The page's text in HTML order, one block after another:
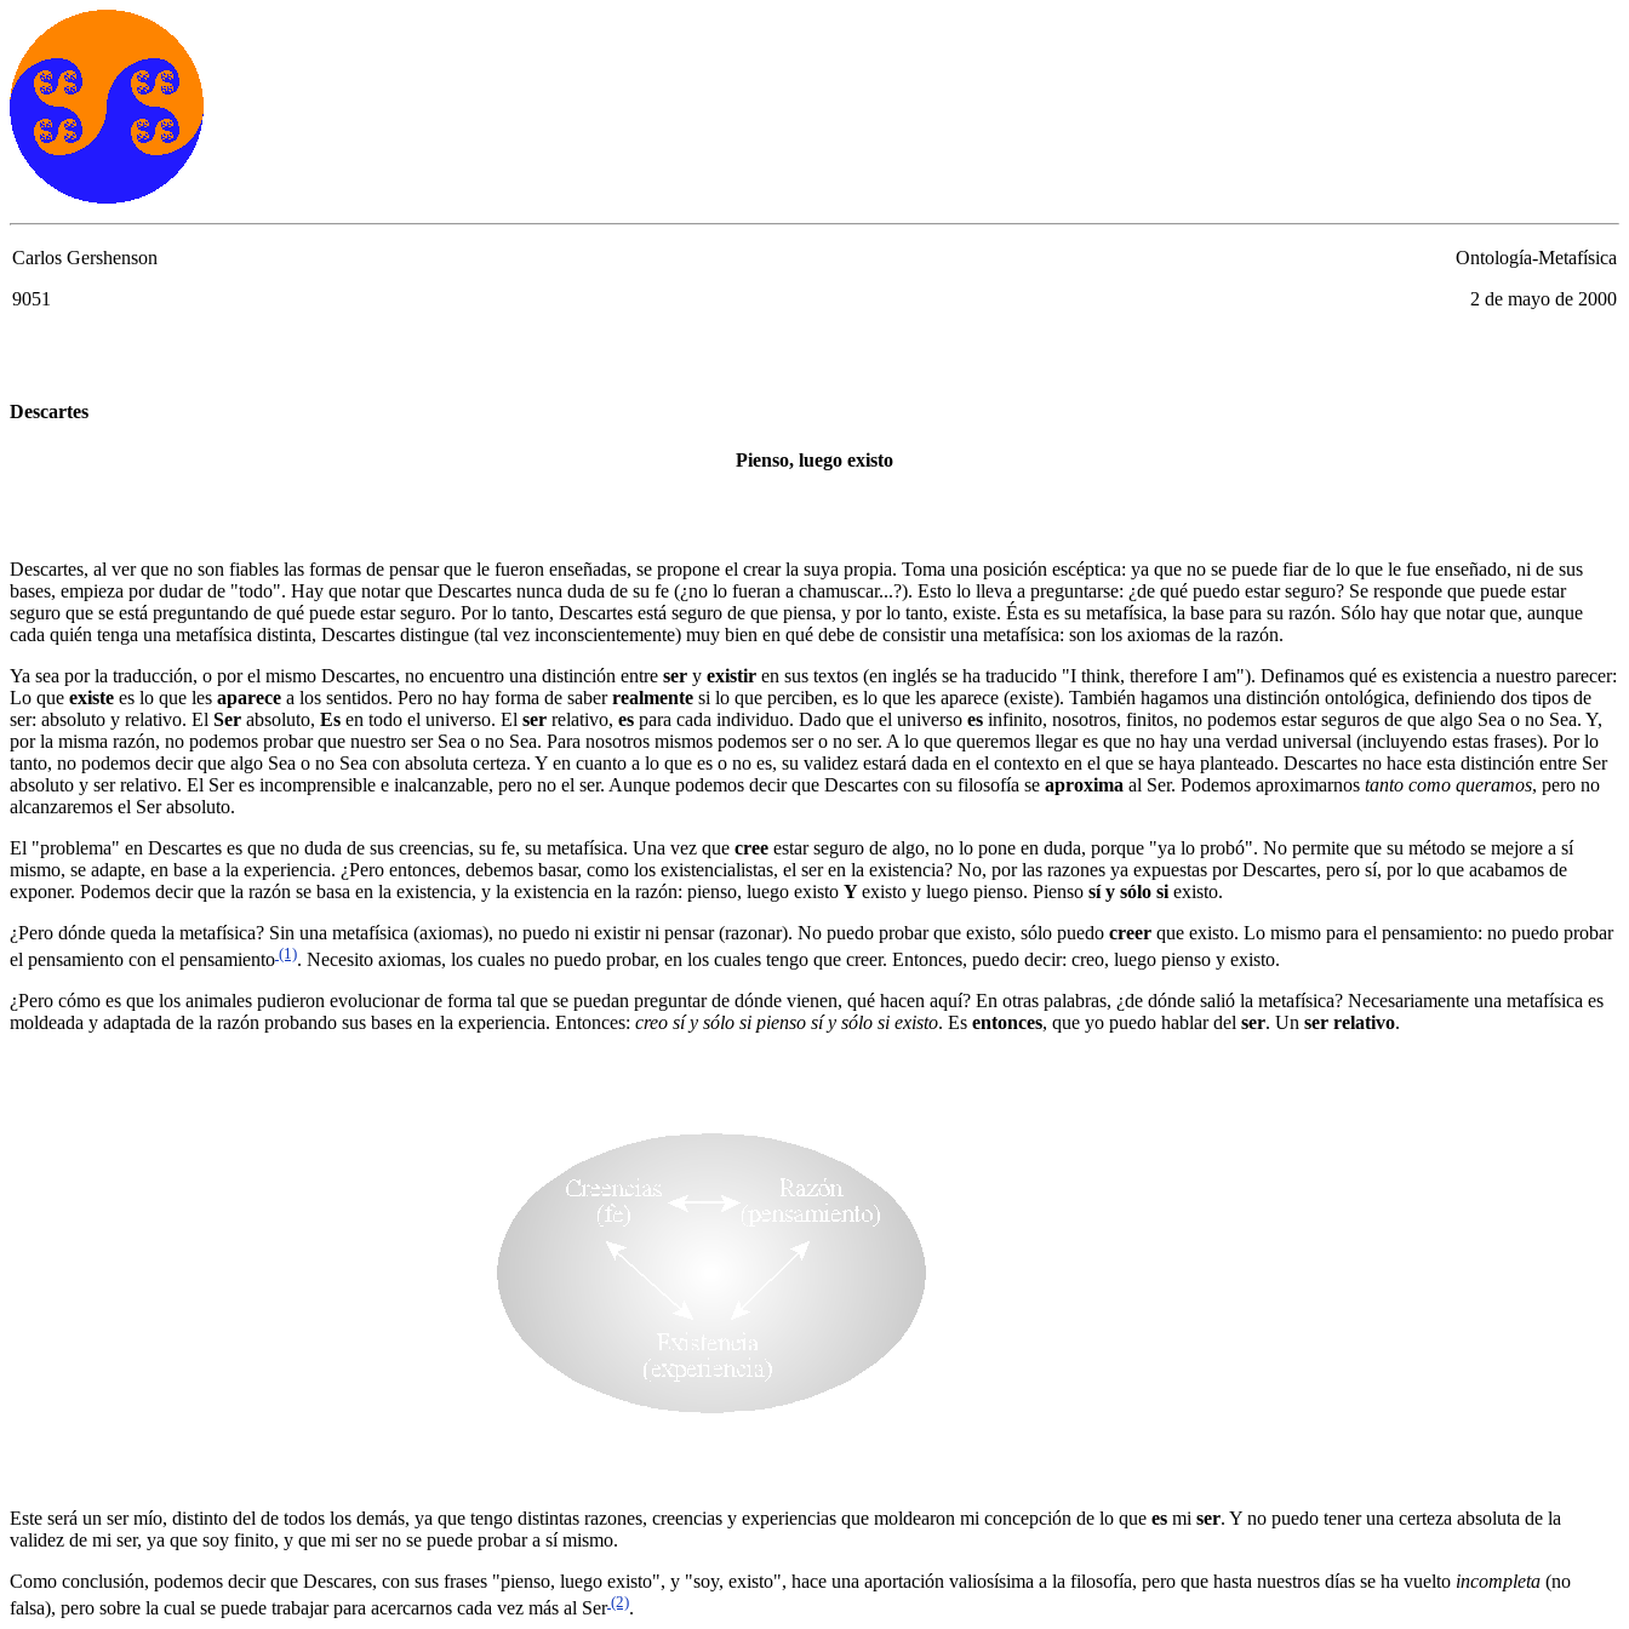
Carlos Gershenson
9051
Ontología-Metafísica
2 de mayo de 2000
Descartes
Pienso, luego existo
Descartes, al ver que no son fiables las formas de pensar que le fueron enseñadas, se propone el crear la suya propia. Toma una posición escéptica: ya que no se puede fiar de lo que le fue enseñado, ni de sus
bases, empieza por dudar de "todo". Hay que notar que Descartes nunca duda de su fe (¿no lo fueran a chamuscar...?). Esto lo lleva a preguntarse: ¿de qué puedo estar seguro? Se responde que puede estar
seguro que se está preguntando de qué puede estar seguro. Por lo tanto, Descartes está seguro de que piensa, y por lo tanto, existe. Ésta es su metafísica, la base para su razón. Sólo hay que notar que, aunque
cada quién tenga una metafísica distinta, Descartes distingue (tal vez inconscientemente) muy bien en qué debe de consistir una metafísica: son los axiomas de la razón.
Ya sea por la traducción, o por el mismo Descartes, no encuentro una distinción entre ser y existir en sus textos (en inglés se ha traducido "I think, therefore I am"). Definamos qué es existencia a nuestro parecer:
Lo que existe es lo que les aparece a los sentidos. Pero no hay forma de saberrealmente si lo que perciben, es lo que les aparece (existe). También hagamos una distinción ontológica, definiendo dos tipos de
ser: absoluto y relativo. El Ser absoluto, Es en todo el universo. El ser relativo, es para cada individuo. Dado que el universo es infinito, nosotros, finitos, no podemos estar seguros de que algo Sea o no Sea. Y,
por la misma razón, no podemos probar que nuestro ser Sea o no Sea. Para nosotros mismos podemos ser o no ser. A lo que queremos llegar es que no hay una verdad universal (incluyendo estas frases). Por lo
tanto, no podemos decir que algo Sea o no Sea con absoluta certeza. Y en cuanto a lo que es o no es, su validez estará dada en el contexto en el que se haya planteado. Descartes no hace esta distinción entre Ser
absoluto y ser relativo. El Ser es incomprensible e inalcanzable, pero no el ser. Aunque podemos decir que Descartes con su filosofía se aproxima al Ser. Podemos aproximarnos tanto como queramos, pero no
alcanzaremos el Ser absoluto.
El "problema" en Descartes es que no duda de sus creencias, su fe, su metafísica. Una vez que cree estar seguro de algo, no lo pone en duda, porque "ya lo probó". No permite que su método se mejore a sí
mismo, se adapte, en base a la experiencia. ¿Pero entonces, debemos basar, como los existencialistas, el ser en la existencia? No, por las razones ya expuestas por Descartes, pero sí, por lo que acabamos de
exponer. Podemos decir que la razón se basa en la existencia, y la existencia en la razón: pienso, luego existo Yexisto y luego pienso. Pienso sí y sólo si existo.
¿Pero dónde queda la metafísica? Sin una metafísica (axiomas), no puedo ni existir ni pensar (razonar). No puedo probar que existo, sólo puedo creer que existo. Lo mismo para el pensamiento: no puedo probar
el pensamiento con el pensamiento (1). Necesito axiomas, los cuales no puedo probar, en los cuales tengo que creer. Entonces, puedo decir: creo, luego pienso y existo.
¿Pero cómo es que los animales pudieron evolucionar de forma tal que se puedan preguntar de dónde vienen, qué hacen aquí? En otras palabras, ¿de dónde salió la metafísica? Necesariamente una metafísica es
moldeada y adaptada de la razón probando sus bases en la experiencia. Entonces: creo sí y sólo si pienso sí y sólo si existo. Es entonces, que yo puedo hablar del ser. Un ser relativo.
Este será un ser mío, distinto del de todos los demás, ya que tengo distintas razones, creencias y experiencias que moldearon mi concepción de lo que es mi ser. Y no puedo tener una certeza absoluta de la
validez de mi ser, ya que soy finito, y que mi ser no se puede probar a sí mismo.
Como conclusión, podemos decir que Descares, con sus frases "pienso, luego existo", y "soy, existo", hace una aportación valiosísima a la filosofía, pero que hasta nuestros días se ha vuelto incompleta (no
falsa), pero sobre la cual se puede trabajar para acercarnos cada vez más al Ser(2).